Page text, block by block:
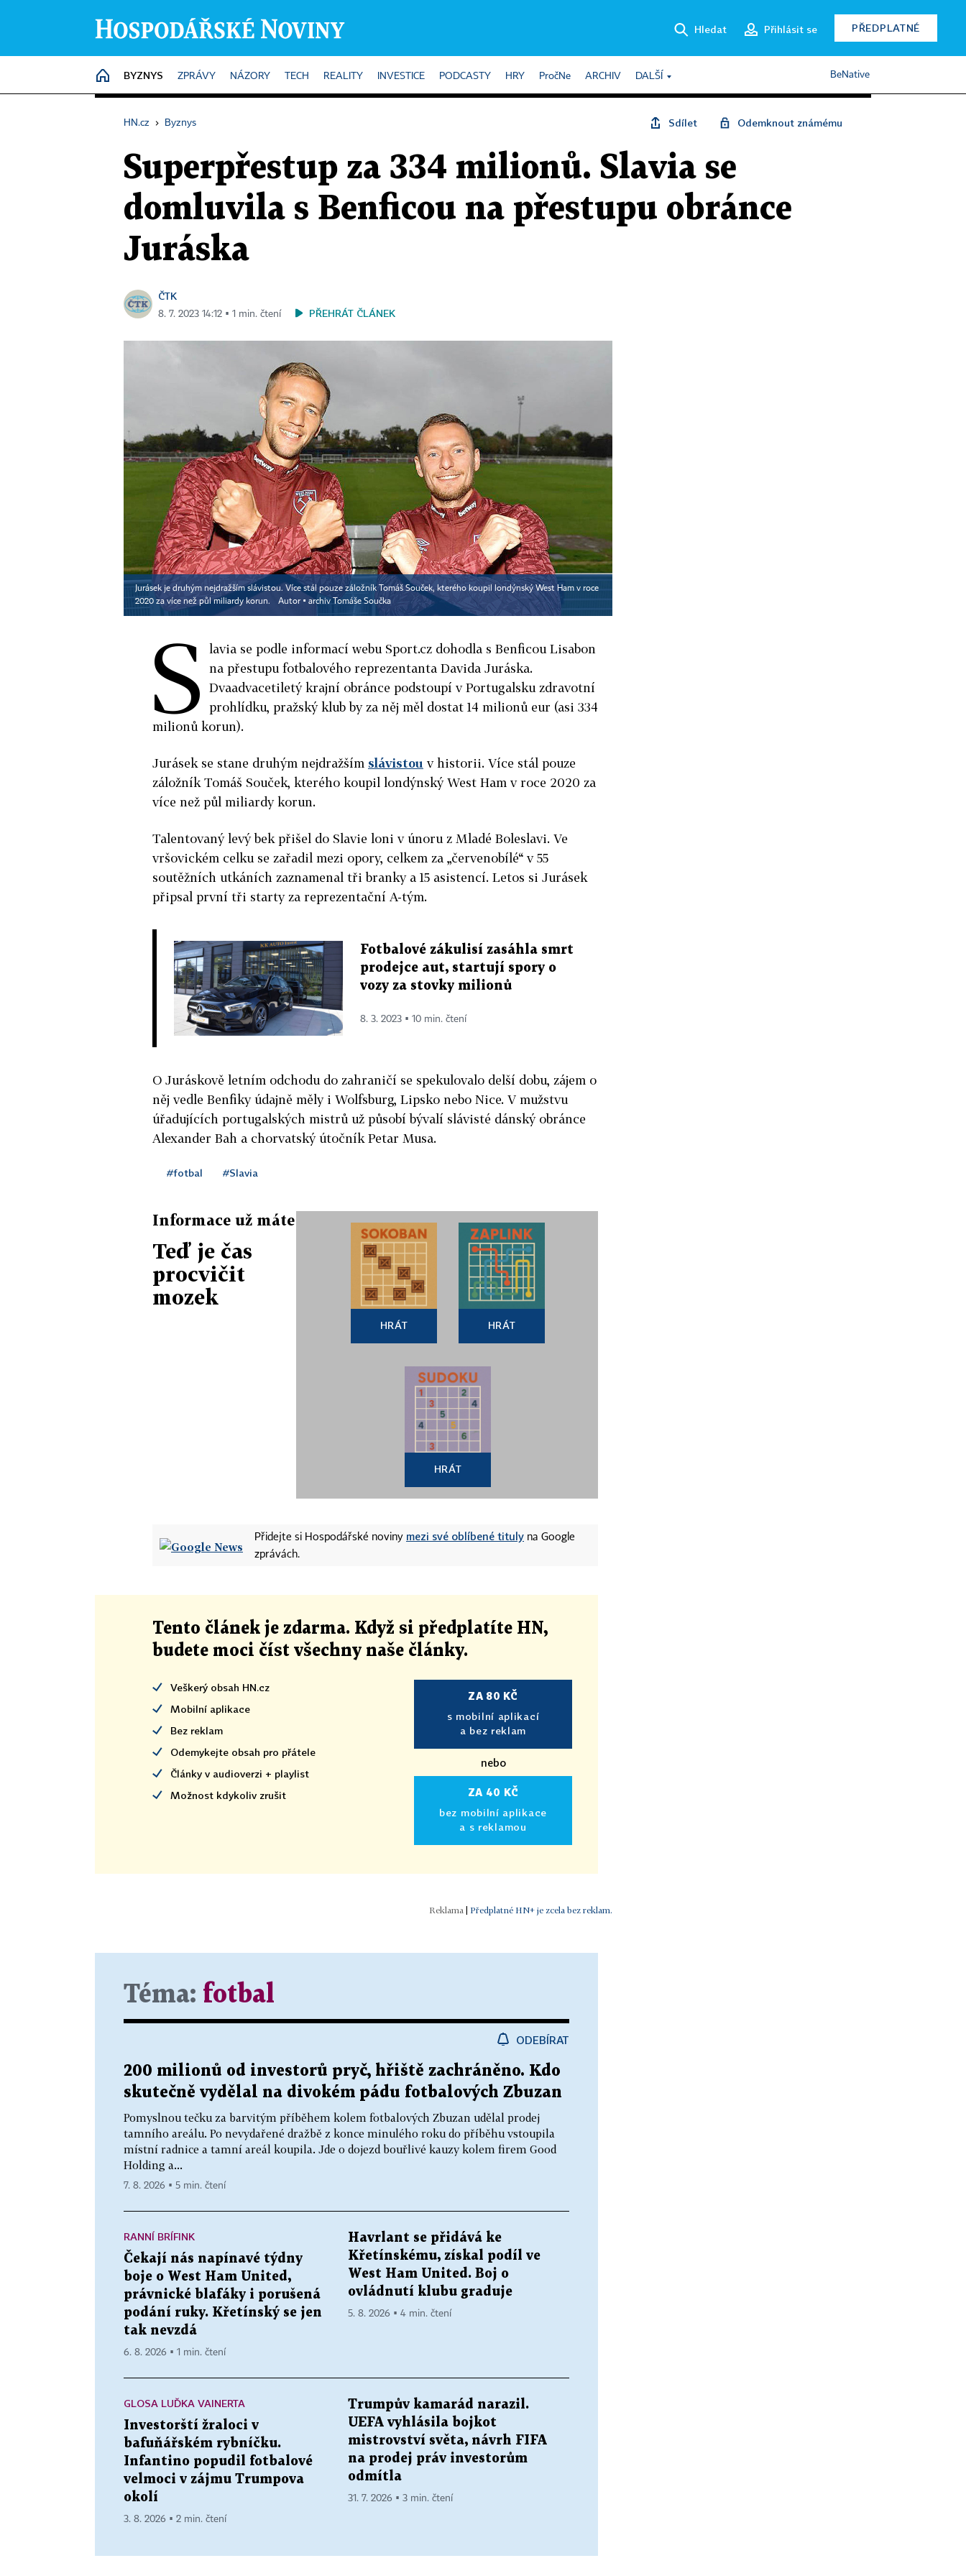
Hledat Přihlásit se PŘEDPLATNÉ
HOME
BYZNYS ZPRÁVY NÁZORY TECH REALITY INVESTICE PODCASTY HRY PročNe ARCHIV DALŠÍ BeNative
HN.cz › Byznys Sdílet Odemknout známému
Superpřestup za 334 milionů. Slavia se
domluvila s Benficou na přestupu obránce
Juráska
ČTK
8. 7. 2023 14:12 ▪ 1 min. čtení PŘEHRÁT ČLÁNEK
Jurásek je druhým nejdražším slávistou. Více stál pouze záložník Tomáš Souček, kterého koupil londýnský West Ham v roce
2020 za více než půl miliardy korun.
Autor ▪ archiv Tomáše Součka
S
lavia se podle informací webu Sport.cz dohodla s Benficou Lisabon
na přestupu fotbalového reprezentanta Davida Juráska.
Dvaadvacetiletý krajní obránce podstoupí v Portugalsku zdravotní
prohlídku, pražský klub by za něj měl dostat 14 milionů eur (asi 334
milionů korun).
Jurásek se stane druhým nejdražším slávistou v historii. Více stál pouze
záložník Tomáš Souček, kterého koupil londýnský West Ham v roce 2020 za
více než půl miliardy korun.
Talentovaný levý bek přišel do Slavie loni v únoru z Mladé Boleslavi. Ve
vršovickém celku se zařadil mezi opory, celkem za „červenobílé“ v 55
soutěžních utkáních zaznamenal tři branky a 15 asistencí. Letos si Jurásek
připsal první tři starty za reprezentační A-tým.
Fotbalové zákulisí zasáhla smrt
prodejce aut, startují spory o
vozy za stovky milionů
8. 3. 2023 ▪ 10 min. čtení
O Juráskově letním odchodu do zahraničí se spekulovalo delší dobu, zájem o
něj vedle Benfiky údajně měly i Wolfsburg, Lipsko nebo Nice. V mužstvu
úřadujících portugalských mistrů už působí bývalí slávisté dánský obránce
Alexander Bah a chorvatský útočník Petar Musa.
#fotbal #Slavia
Informace už máte
Teď je čas
procvičit
mozek
HRÁT HRÁT
HRÁT
Přidejte si Hospodářské noviny mezi své oblíbené tituly na Google
zprávách.
Tento článek je zdarma. Když si předplatíte HN,
budete moci číst všechny naše články.
Veškerý obsah HN.cz
Mobilní aplikace
Bez reklam
Odemykejte obsah pro přátele
Články v audioverzi + playlist
Možnost kdykoliv zrušit
ZA 80 KČ
s mobilní aplikací
a bez reklam
nebo
ZA 40 KČ
bez mobilní aplikace
a s reklamou
Předplatné HN+ je zcela bez reklam.
Téma: fotbal
ODEBÍRAT
200 milionů od investorů pryč, hřiště zachráněno. Kdo
skutečně vydělal na divokém pádu fotbalových Zbuzan
Pomyslnou tečku za barvitým příběhem kolem fotbalových Zbuzan udělal prodej
tamního areálu. Po nevydařené dražbě z konce minulého roku do příběhu vstoupila
místní radnice a tamní areál koupila. Jde o dojezd bouřlivé kauzy kolem firem Good
Holding a...
7. 8. 2026 ▪ 5 min. čtení
RANNÍ BRÍFINK
Čekají nás napínavé týdny
boje o West Ham United,
právnické blafáky i porušená
podání ruky. Křetínský se jen
tak nevzdá
6. 8. 2026 ▪ 1 min. čtení
Havrlant se přidává ke
Křetínskému, získal podíl ve
West Ham United. Boj o
ovládnutí klubu graduje
5. 8. 2026 ▪ 4 min. čtení
GLOSA LUĎKA VAINERTA
Investorští žraloci v
bafuňářském rybníčku.
Infantino popudil fotbalové
velmoci v zájmu Trumpova
okolí
3. 8. 2026 ▪ 2 min. čtení
Trumpův kamarád narazil.
UEFA vyhlásila bojkot
mistrovství světa, návrh FIFA
na prodej práv investorům
odmítla
31. 7. 2026 ▪ 3 min. čtení